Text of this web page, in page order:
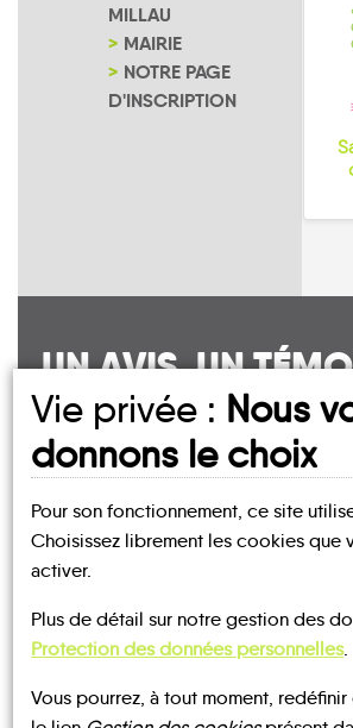
MILLAU
MAIRIE
NOTRE PAGE
D'INSCRIPTION
UN AVIS, UN
À
CONTACTEZ-NOUS !
Les infos
Vie privée : Nous
donnons le choix
Pour son fonctionnement, ce site
Choisissez librement les cookies que
activer.
Plus de détail sur notre gestion des
Protection des données personnelles.
Vous pourrez, à tout moment,